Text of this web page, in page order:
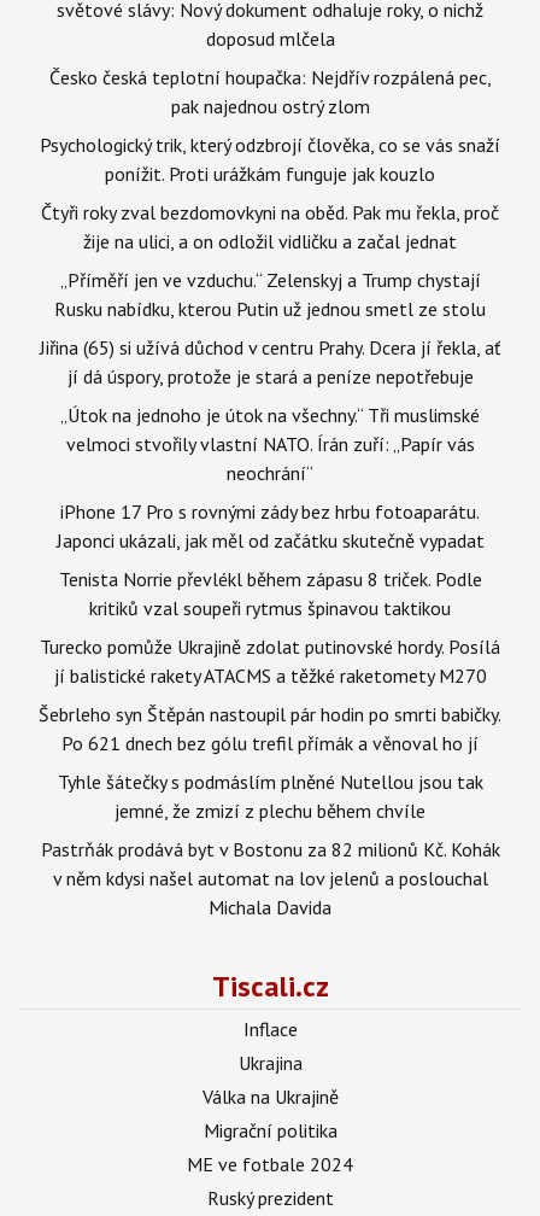
světové slávy: Nový dokument odhaluje roky, o nichž
doposud mlčela
Česko česká teplotní houpačka: Nejdřív rozpálená pec,
pak najednou ostrý zlom
Psychologický trik, který odzbrojí člověka, co se vás snaží
ponížit. Proti urážkám funguje jak kouzlo
Čtyři roky zval bezdomovkyni na oběd. Pak mu řekla, proč
žije na ulici, a on odložil vidličku a začal jednat
„Příměří jen ve vzduchu.“ Zelenskyj a Trump chystají
Rusku nabídku, kterou Putin už jednou smetl ze stolu
Jiřina (65) si užívá důchod v centru Prahy. Dcera jí řekla, ať
jí dá úspory, protože je stará a peníze nepotřebuje
„Útok na jednoho je útok na všechny.“ Tři muslimské
velmoci stvořily vlastní NATO. Írán zuří: „Papír vás
neochrání“
iPhone 17 Pro s rovnými zády bez hrbu fotoaparátu.
Japonci ukázali, jak měl od začátku skutečně vypadat
Tenista Norrie převlékl během zápasu 8 triček. Podle
kritiků vzal soupeři rytmus špinavou taktikou
Turecko pomůže Ukrajině zdolat putinovské hordy. Posílá
jí balistické rakety ATACMS a těžké raketomety M270
Šebrleho syn Štěpán nastoupil pár hodin po smrti babičky.
Po 621 dnech bez gólu trefil přímák a věnoval ho jí
Tyhle šátečky s podmáslím plněné Nutellou jsou tak
jemné, že zmizí z plechu během chvíle
Pastrňák prodává byt v Bostonu za 82 milionů Kč. Kohák
v něm kdysi našel automat na lov jelenů a poslouchal
Michala Davida
Tiscali.cz
Inflace
Ukrajina
Válka na Ukrajině
Migrační politika
ME ve fotbale 2024
Ruský prezident